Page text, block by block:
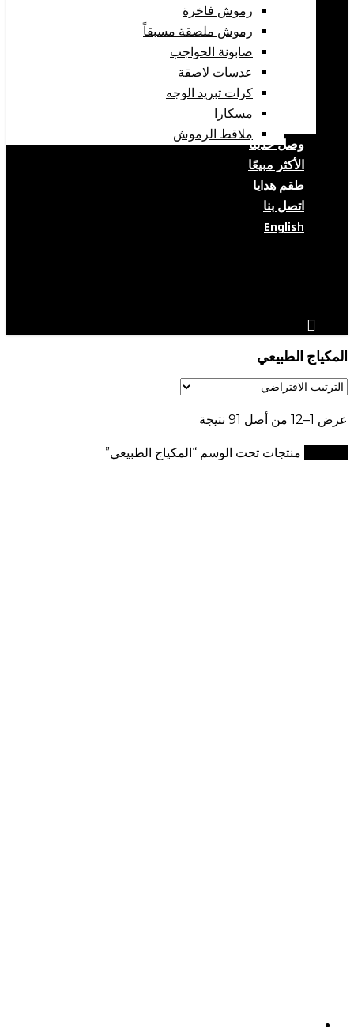
رموش فاخرة
رموش ملصقة مسبقاً
صابونة الحواجب
عدسات لاصقة
كرات تبريد الوجه
مسكارا
ملاقط الرموش
وصل حديثا
الأكثر مبيعًا
طقم هدايا
اتصل بنا
English
المكياج الطبيعي
عرض 1–12 من أصل 91 نتيجة
منتجات تحت الوسم “المكياج الطبيعي”